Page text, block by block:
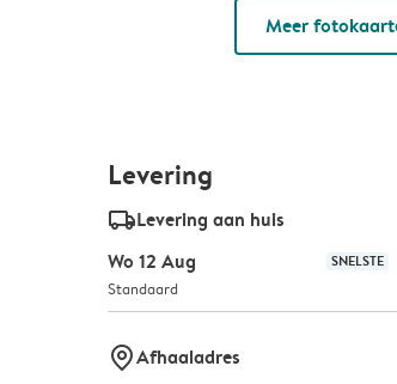
Meer
Levering
delivery_standard_v2Levering aan huis
Wo 12 Aug
SNELSTE
Standaard
marker-pinAfhaaladres